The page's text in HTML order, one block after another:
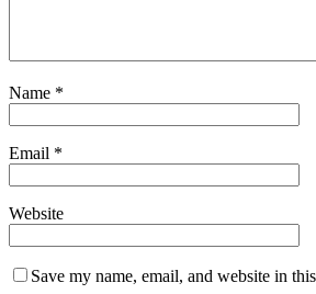
Name *
Email *
Website
Save my name, email, and website in